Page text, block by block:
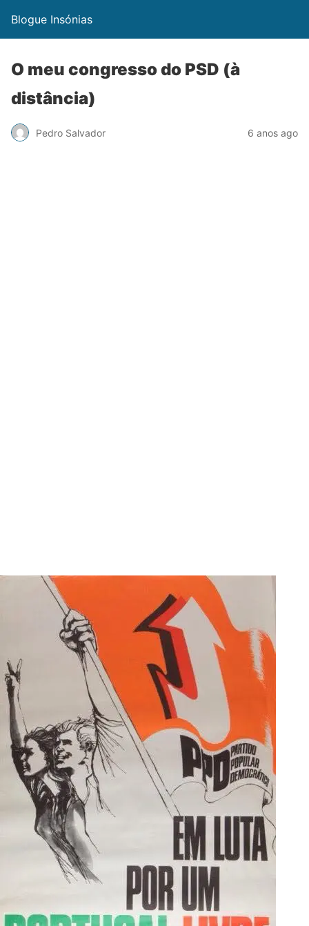
Blogue Insónias
O meu congresso do PSD (à
distância)
Pedro Salvador 6 anos ago